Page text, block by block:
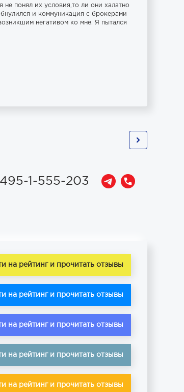
понял их условия,то ли они халатно
и коммуникация с брокерами
негативом ко мне. Я пытался
1-555-203
на рейтинг и прочитать отзывы
на рейтинг и прочитать отзывы
на рейтинг и прочитать отзывы
на рейтинг и прочитать отзывы
на рейтинг и прочитать отзывы